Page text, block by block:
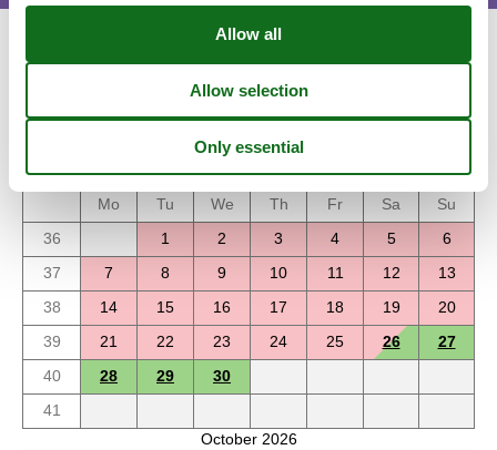
Calendar
September 2026
Mo
Tu We Th Fr Sa
Su
36
1 2 3 4 5
6
37
7 8 9 10 11 12
13
38
14 15 16 17 18 19
20
39
21 22 23 24 25 26
27
40
28 29
30
41
October 2026